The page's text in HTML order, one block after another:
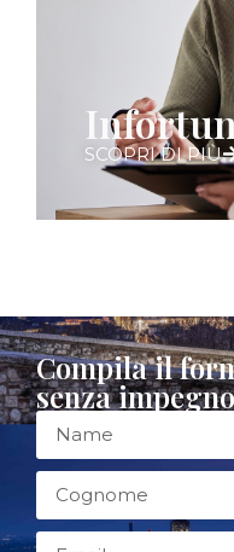
SCOPRI DI PIÙ
Compila il
senza impegno